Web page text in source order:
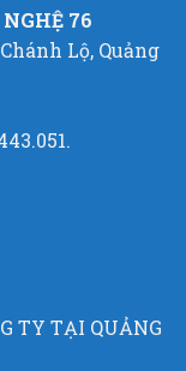
76
Lộ, Quảng
TY TẠI QUẢNG